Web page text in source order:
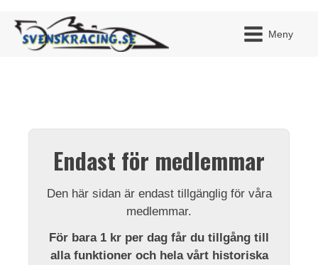
Meny
Endast för medlemmar
Den här sidan är endast tillgänglig för våra
medlemmar.
För bara 1 kr per dag får du tillgång till
alla funktioner och hela vårt historiska